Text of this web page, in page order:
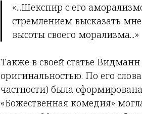
«...Шекспир с его
стремлением высказать
высоты своего морализма...»
Также в своей статье
оригинальностью. По его
частности) была
«Божественная комедия»